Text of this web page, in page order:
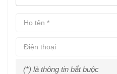
(*) là thông tin bắt buộc